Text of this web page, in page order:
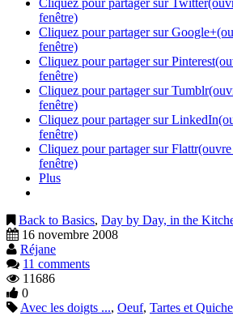
Cliquez pour partager sur
fenêtre)
Cliquez pour partager sur
fenêtre)
Cliquez pour partager sur
fenêtre)
Cliquez pour partager sur
fenêtre)
Cliquez pour partager sur
fenêtre)
Cliquez pour partager sur
fenêtre)
Plus
Back to Basics, Day by Day, in the
16 novembre 2008
Réjane
11 comments
11686
0
Avec les doigts ..., Oeuf, Tartes et